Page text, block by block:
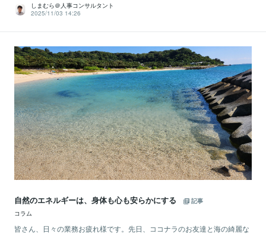
しまむら＠人事コンサルタント
2025/11/03 14:26
自然のエネルギーは、身体も心も安らかにする
記事
コラム
皆さん、日々の業務お疲れ様です。先日、ココナラのお友達と海の綺麗な